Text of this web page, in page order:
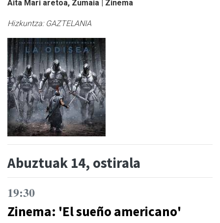
Aita Mari aretoa, Zumaia | Zinema
Hizkuntza: GAZTELANIA
Abuztuak 14, ostirala
19:30
Zinema: 'El sueño americano'